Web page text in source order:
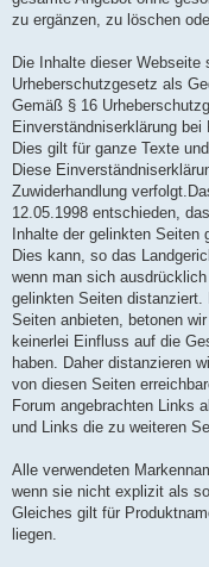
zu ergänzen, zu löschen
Die Inhalte dieser
Urheberschutzgesetz als
Gemäß § 16
Einverständniserklärung
Dies gilt für ganze Texte
Diese
Zuwiderhandlung
12.05.1998 entschieden,
Inhalte der gelinkten
Dies kann, so das
wenn man sich
gelinkten Seiten distanziert.
Seiten anbieten, betonen
keinerlei Einfluss auf die
haben. Daher distanzieren
von diesen Seiten
Forum angebrachten Links
und Links die zu weiteren
Alle verwendeten
wenn sie nicht explizit als
Gleiches gilt für
liegen.